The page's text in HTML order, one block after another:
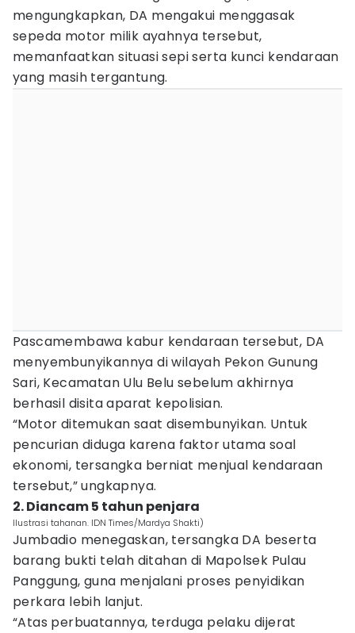
mengungkapkan, DA mengakui menggasak
sepeda motor milik ayahnya tersebut,
memanfaatkan situasi sepi serta kunci kendaraan
yang masih tergantung.
Pascamembawa kabur kendaraan tersebut, DA
menyembunyikannya di wilayah Pekon Gunung
Sari, Kecamatan Ulu Belu sebelum akhirnya
berhasil disita aparat kepolisian.
“Motor ditemukan saat disembunyikan. Untuk
pencurian diduga karena faktor utama soal
ekonomi, tersangka berniat menjual kendaraan
tersebut,” ungkapnya.
2. Diancam 5 tahun penjara
Ilustrasi tahanan. IDN Times/Mardya Shakti)
Jumbadio menegaskan, tersangka DA beserta
barang bukti telah ditahan di Mapolsek Pulau
Panggung, guna menjalani proses penyidikan
perkara lebih lanjut.
“Atas perbuatannya, terduga pelaku dijerat